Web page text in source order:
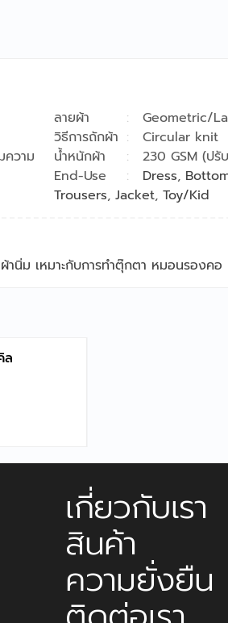
ลายผ้า
Geometric/
วิธีการถักผ้า
Circular knit
วาม
น้ำหนักผ้า
230 GSM (ปรั
End-Use
Dress,
Trousers, Jacket, Toy/Kid
ผ้านิ่ม เหมาะกับการทำตุ๊กตา หมอนร
ล
เกี่ยวกับเรา
สินค้า
ความยั่งยืน